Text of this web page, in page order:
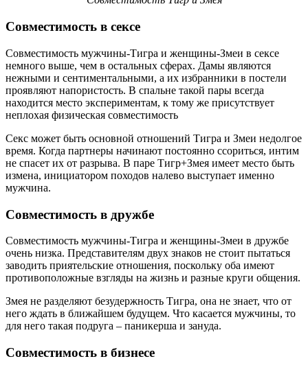
Совместимость в сексе
Совместимость мужчины-Тигра и женщины-Змеи в сексе
немного выше, чем в остальных сферах. Дамы являются
нежными и сентиментальными, а их избранники в постели
проявляют напористость. В спальне такой пары всегда
находится место экспериментам, к тому же присутствует
неплохая физическая совместимость
Секс может быть основной отношений Тигра и Змеи недолгое
время. Когда партнеры начинают постоянно ссориться, интим
не спасет их от разрыва. В паре Тигр+Змея имеет место быть
измена, инициатором походов налево выступает именно
мужчина.
Совместимость в дружбе
Совместимость мужчины-Тигра и женщины-Змеи в дружбе
очень низка. Представителям двух знаков не стоит пытаться
заводить приятельские отношения, поскольку оба имеют
противоположные взгляды на жизнь и разные круги общения.
Змея не разделяют безудержность Тигра, она не знает, что от
него ждать в ближайшем будущем. Что касается мужчины, то
для него такая подруга – паникерша и зануда.
Совместимость в бизнесе